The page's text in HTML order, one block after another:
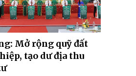
Mở rộng quỹ đất
tạo dư địa thu